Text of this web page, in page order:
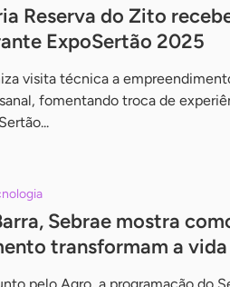
Reserva do Zito
ExpoSertão 2025
visita técnica a
fomentando troca de
Sebrae mostra
transformam a